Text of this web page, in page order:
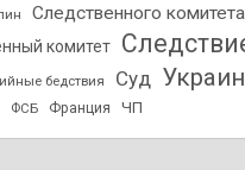
Следственного комитета
комитет
бедствия Суд
ФСБ Франция ЧП